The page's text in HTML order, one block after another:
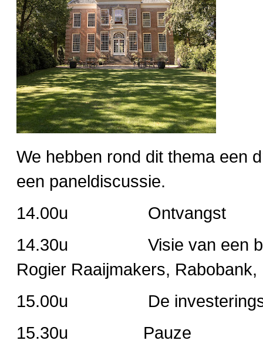
We hebben rond dit thema een
een paneldiscussie.
14.00u Ontvangst
14.30u Visie van een bank
Rogier Raaijmakers,
15.00u De
15.30u Pauze